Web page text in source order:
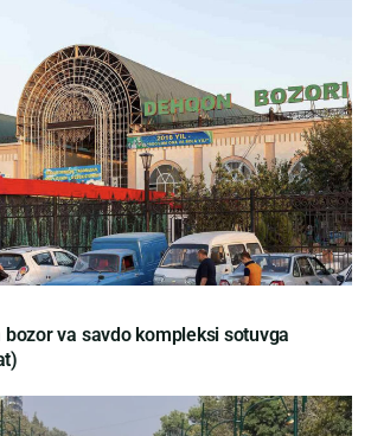
va savdo kompleksi sotuvga